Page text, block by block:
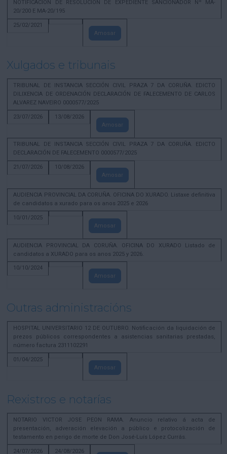
NOTIFICACION DE RESOLUCION DE EXPEDIENTE SANCIONADOR Nº MA-
20/200 E MA-20/195
25/02/2021
Amosar
Xulgados e tribunais
TRIBUNAL DE INSTANCIA SECCIÓN CIVIL PRAZA 7 DA CORUÑA. EDICTO
DILIXENCIA DE ORDENACIÓN DECLARACIÓN DE FALECEMENTO DE CARLOS
ALVAREZ NAVEIRO 0000577/2025
23/07/2026
13/08/2026
Amosar
TRIBUNAL DE INSTANCIA SECCIÓN CIVIL PRAZA 7 DA CORUÑA. EDICTO
DECLARACIÓN DE FALECEMENTO 0000577/2025
21/07/2026
10/08/2026
Amosar
AUDIENCIA PROVINCIAL DA CORUÑA. OFICINA DO XURADO. Listaxe definitiva
de candidatos a xurado para os anos 2025 e 2026
10/01/2025
Amosar
AUDIENCIA PROVINCIAL DA CORUÑA. OFICINA DO XURADO Listado de
candidatos a XURADO para os anos 2025 y 2026.
10/10/2024
Amosar
Outras administracións
HOSPITAL UNIVERSITARIO 12 DE OUTUBRO. Notificación da liquidación de
prezos públicos correspondentes a asistencias sanitarias prestadas,
número factura 2311102291
01/04/2025
Amosar
Rexistros e notarías
NOTARIO VICTOR JOSE PEON RAMA. Anuncio relativo á acta de
presentación, adveración elevación a público e protocolización de
testamento en perigo de morte de Don José-Luís López Currás.
24/07/2026
24/08/2026